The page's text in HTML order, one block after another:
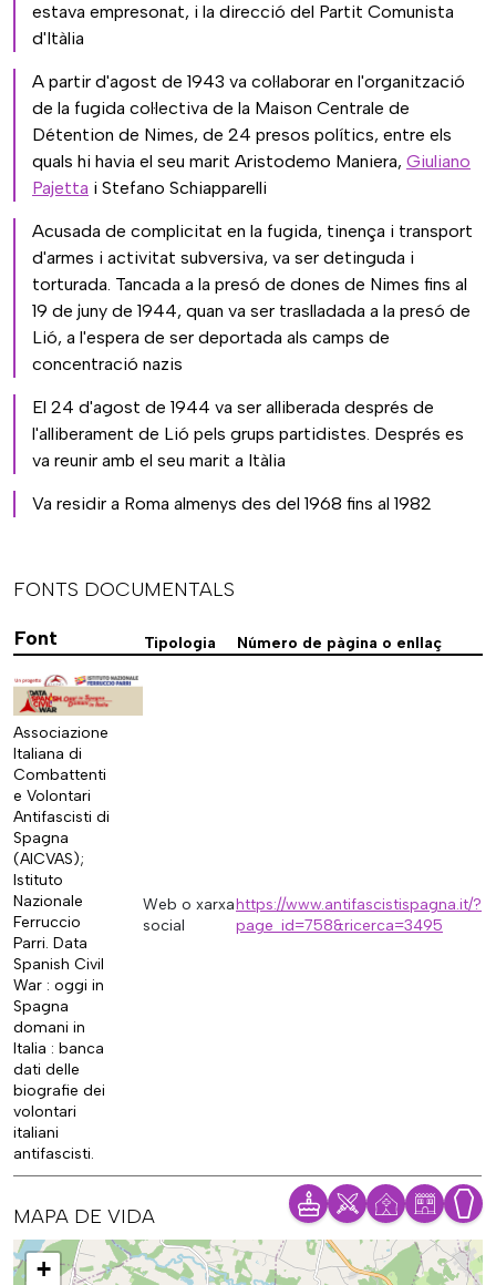
estava empresonat, i la direcció del Partit Comunista
d'Itàlia
A partir d'agost de 1943 va col·laborar en l'organització
de la fugida col·lectiva de la Maison Centrale de
Détention de Nimes, de 24 presos polítics, entre els
quals hi havia el seu marit Aristodemo Maniera, Giuliano
Pajetta i Stefano Schiapparelli
Acusada de complicitat en la fugida, tinença i transport
d'armes i activitat subversiva, va ser detinguda i
torturada. Tancada a la presó de dones de Nimes fins al
19 de juny de 1944, quan va ser traslladada a la presó de
Lió, a l'espera de ser deportada als camps de
concentració nazis
El 24 d'agost de 1944 va ser alliberada després de
l'alliberament de Lió pels grups partidistes. Després es
va reunir amb el seu marit a Itàlia
Va residir a Roma almenys des del 1968 fins al 1982
FONTS DOCUMENTALS
Font
Tipologia Número de pàgina o enllaç
Associazione
Italiana di
Combattenti
e Volontari
Antifascisti di
Spagna
(AICVAS);
Istituto
Nazionale
Ferruccio
Parri. Data
Spanish Civil
War : oggi in
Spagna
domani in
Italia : banca
dati delle
biografie dei
volontari
italiani
antifascisti.
Web o xarxa
social
https://www.antifascistispagna.it/?
page_id=758&ricerca=3495
MAPA DE VIDA
Mapa
+